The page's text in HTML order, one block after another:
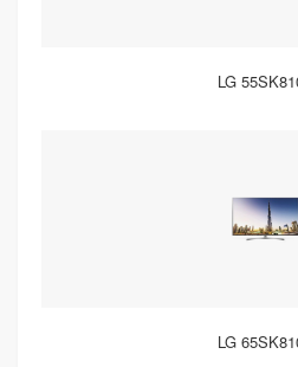
LG
LG